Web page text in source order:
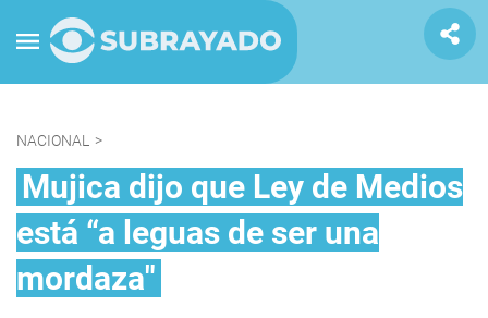
NACIONAL >
Mujica dijo que Ley de Medios
está “a leguas de ser una
mordaza"